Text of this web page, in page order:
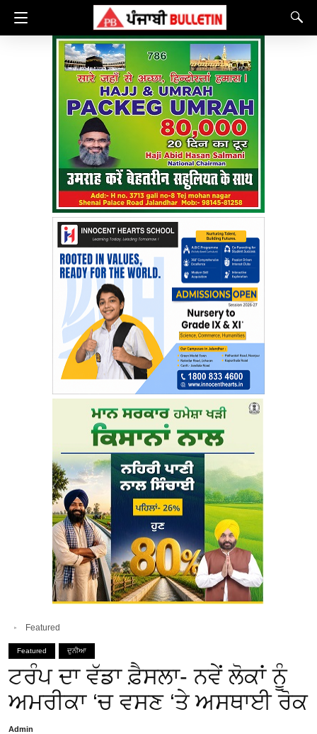
Featured
Featured ਦੁਨੀਆ
ਟਰੰਪ ਦਾ ਵੱਡਾ ਫ਼ੈਸਲਾ- ਨਵੇਂ ਲੋਕਾਂ ਨੂੰ
ਅਮਰੀਕਾ ‘ਚ ਵਸਣ ‘ਤੇ ਅਸਥਾਈ ਰੋਕ
Admin